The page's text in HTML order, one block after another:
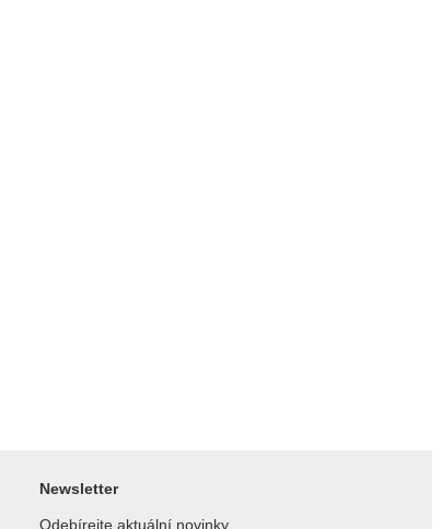
Newsletter
Odebírejte aktuální novinky